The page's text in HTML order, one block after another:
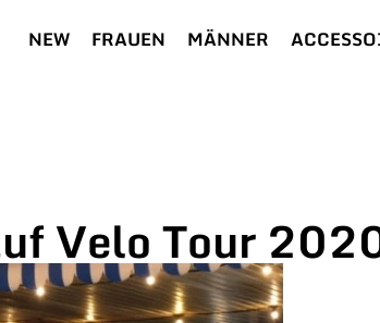
NEW FRAUEN MÄNNER
Velo Tour